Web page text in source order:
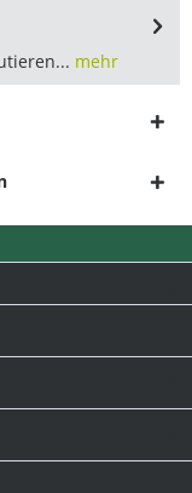
mehr